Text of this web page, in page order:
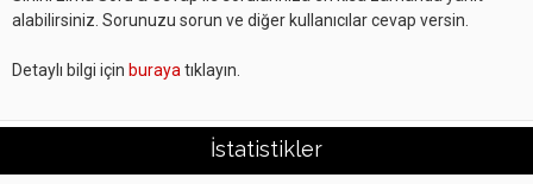
alabilirsiniz. Sorunuzu sorun ve diğer kullanıcılar cevap versin.
Detaylı bilgi için buraya tıklayın.
İstatistikler